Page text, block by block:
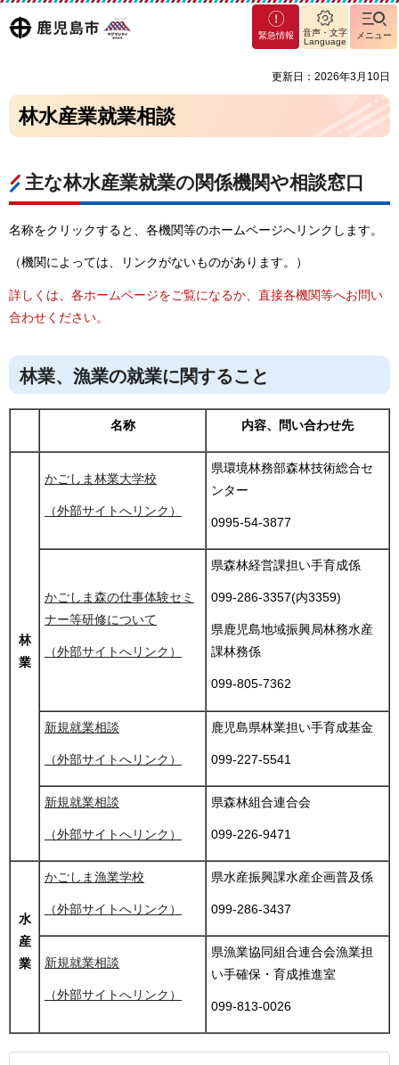
鹿児島
マグ
マシ
緊急情報
音声・文字
Language
メニュー
更新日：2026年3月10日
林水産業就業相談
主な林水産業就業の関係機関や相談窓口
名称をクリックすると、各機関等のホームページへリンクします。
（機関によっては、リンクがないものがあります。）
詳しくは、各ホームページをご覧になるか、直接各機関等へお問い
合わせください。
林業、漁業の就業に関すること
名称 内容、問い合わせ先
林
業
かごしま林業大学校
（外部サイトへリンク）
県環境林務部森林技術総合セ
ンター
0995-54-3877
かごしま森の仕事体験セミ
ナー等研修について
（外部サイトへリンク）
県森林経営課担い手育成係
099-286-3357(内3359)
県鹿児島地域振興局林務水産
課林務係
099-805-7362
新規就業相談
（外部サイトへリンク）
鹿児島県林業担い手育成基金
099-227-5541
新規就業相談
（外部サイトへリンク）
県森林組合連合会
099-226-9471
水
産
業
かごしま漁業学校
（外部サイトへリンク）
県水産振興課水産企画普及係
099-286-3437
新規就業相談
（外部サイトへリンク）
県漁業協同組合連合会漁業担
い手確保・育成推進室
099-813-0026